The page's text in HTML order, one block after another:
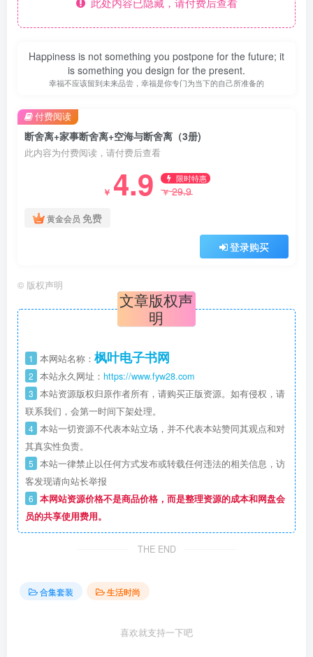
Happiness is not something you postpone for the future; it
is something you design for the present.
幸福不应该留到未来品尝，幸福是你专门为当下的自己所准备的
断舍离+家事断舍离+空海与断舍离（3册)
此内容为付费阅读，请付费后查看
￥ 4.9 限时特惠
￥29.9
黄金会员 免费
登录购买
付费阅读
© 版权声明
文章版权声
明
1 本网站名称： 枫叶电子书网
2 本站永久网址： https://www.fyw28.com
3 本站资源版权归原作者所有，请购买正版资源。如有侵权，请
联系我们，会第一时间下架处理。
4 本站一切资源不代表本站立场，并不代表本站赞同其观点和对
其真实性负责。
5 本站一律禁止以任何方式发布或转载任何违法的相关信息，访
客发现请向站长举报
6 本网站资源价格不是商品价格，而是整理资源的成本和网盘会
员的共享使用费用。
THE END
合集套装 生活时尚
喜欢就支持一下吧